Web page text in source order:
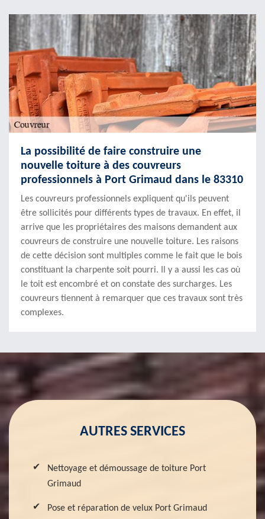
La possibilité de faire construire une
nouvelle toiture à des couvreurs
professionnels à Port Grimaud dans le 83310
Les couvreurs professionnels expliquent qu'ils peuvent
être sollicités pour différents types de travaux. En effet, il
arrive que les propriétaires des maisons demandent aux
couvreurs de construire une nouvelle toiture. Les raisons
de cette décision sont multiples comme le fait que le bois
constituant la charpente soit pourri. Il y a aussi les cas où
le toit est encombré et on constate des surcharges. Les
couvreurs tiennent à remarquer que ces travaux sont très
complexes.
AUTRES SERVICES
Nettoyage et démoussage de toiture Port
Grimaud
Pose et réparation de velux Port Grimaud